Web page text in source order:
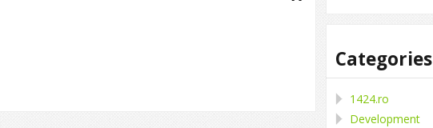
Categories
1424.ro
Development